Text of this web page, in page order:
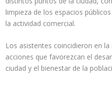
limpieza de los espacios
la actividad comercial.
Los asistentes coincidieron en
acciones que favorezcan el
ciudad y el bienestar de la